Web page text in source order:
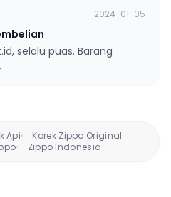
2024-01-05
selalu puas. Barang
Api• Korek Zippo Original
• Zippo Indonesia